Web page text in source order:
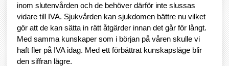
inom slutenvården och de behöver därför inte slussas
vidare till IVA. Sjukvården kan sjukdomen bättre nu vilket
gör att de kan sätta in rätt åtgärder innan det går för långt.
Med samma kunskaper som i början på våren skulle vi
haft fler på IVA idag. Med ett förbättrat kunskapsläge blir
den siffran lägre.